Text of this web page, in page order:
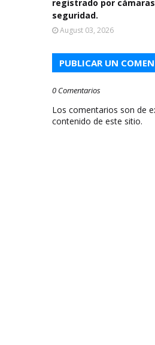
registrado por
seguridad.
August 03, 2026
PUBLICAR UN
0 Comentarios
Los comentarios son de
contenido de este sitio.